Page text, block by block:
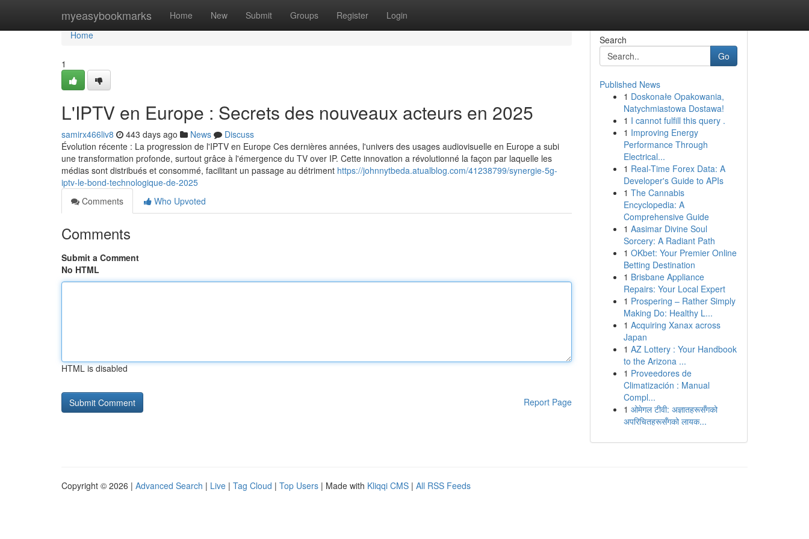
myeasybookmarks Home New Submit Groups Register Login
Home
Home
1
L'IPTV en Europe : Secrets des nouveaux acteurs en 2025
samirx466liv8 443 days ago News
Discuss
Évolution récente : La progression de l'IPTV en Europe Ces dernières années, l'univers des usages audiovisuelle en Europe a subi
une transformation profonde, surtout grâce à l'émergence du TV over IP. Cette innovation a révolutionné la façon par laquelle les
médias sont distribués et consommé, facilitant un passage au détriment https://johnnytbeda.atualblog.com/41238799/synergie-5g-
iptv-le-bond-technologique-de-2025
Comments
Who Upvoted
Comments
Submit a Comment
No HTML
HTML is disabled
Report Page
Search
Go
Published News
1 Doskonałe Opakowania,
Natychmiastowa Dostawa!
1 I cannot fulfill this query .
1 Improving Energy
Performance Through
Electrical...
1 Real-Time Forex Data: A
Developer's Guide to APIs
1 The Cannabis
Encyclopedia: A
Comprehensive Guide
1 Aasimar Divine Soul
Sorcery: A Radiant Path
1 OKbet: Your Premier Online
Betting Destination
1 Brisbane Appliance
Repairs: Your Local Expert
1 Prospering – Rather Simply
Making Do: Healthy L...
1 Acquiring Xanax across
Japan
1 AZ Lottery : Your Handbook
to the Arizona ...
1 Proveedores de
Climatización : Manual
Compl...
1 ओमेगल टीवी: अज्ञातहरूसँगको
अपरिचितहरूसँगको लायक...
Copyright © 2026 | Advanced Search | Live | Tag Cloud | Top Users | Made with Kliqqi CMS | All RSS Feeds